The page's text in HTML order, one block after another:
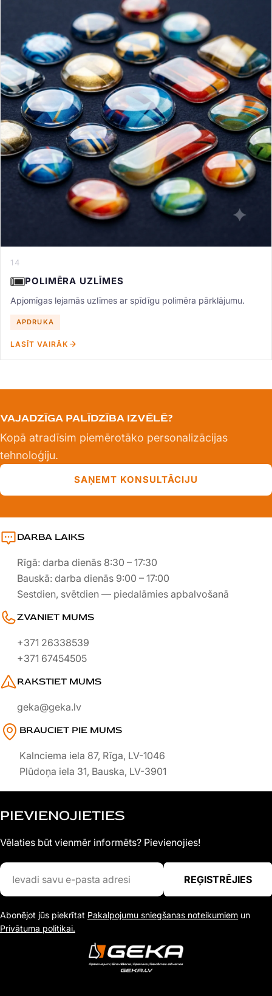
14
POLIMĒRA UZLĪMES
Apjomīgas lejamās uzlīmes ar spīdīgu polimēra pārklājumu.
APDRUKA
LASĪT VAIRĀK
VAJADZĪGA PALĪDZĪBA IZVĒLĒ?
Kopā atradīsim piemērotāko personalizācijas
tehnoloģiju.
SAŅEMT KONSULTĀCIJU
DARBA LAIKS
Rīgā: darba dienās 8:30 – 17:30
Bauskā: darba dienās 9:00 – 17:00
Sestdien, svētdien — piedalāmies apbalvošanā
ZVANIET MUMS
+371 26338539
+371 67454505
RAKSTIET MUMS
geka@geka.lv
BRAUCIET PIE MUMS
Kalnciema iela 87, Rīga, LV-1046
Plūdoņa iela 31, Bauska, LV-3901
PIEVIENOJIETIES
Vēlaties būt vienmēr informēts? Pievienojies!
Ievadi
savu
pasta
adresi
REĢISTRĒJIES
Abonējot jūs piekrītat Pakalpojumu sniegšanas noteikumiem un
Privātuma politikai.